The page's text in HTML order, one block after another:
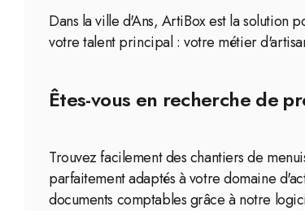
Dans la ville d'Ans, ArtiBox est la solution
votre talent principal : votre métier
Êtes-vous en recherche de
Trouvez facilement des chantiers de
parfaitement adaptés à votre domaine
documents comptables grâce à notre